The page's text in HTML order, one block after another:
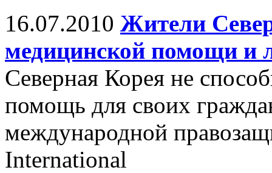
16.07.2010 Жители
медицинской помощи и
Северная Корея не
помощь для своих
международной
International